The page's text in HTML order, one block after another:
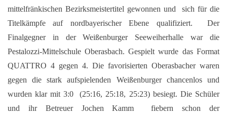
mittelfränkischen Bezirksmeistertitel gewonnen und sich für die
Titelkämpfe auf nordbayerischer Ebene qualifiziert. Der
Finalgegner in der Weißenburger Seeweiherhalle war die
Pestalozzi-Mittelschule Oberasbach. Gespielt wurde das Format
QUATTRO 4 gegen 4. Die favorisierten Oberasbacher waren
gegen die stark aufspielenden Weißenburger chancenlos und
wurden klar mit 3:0 (25:16, 25:18, 25:23) besiegt. Die Schüler
und ihr Betreuer Jochen Kamm fiebern schon der